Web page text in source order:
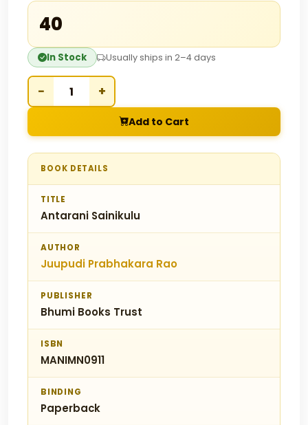
₹40
In Stock Usually ships in 2–4 days
− +
Add to Cart
BOOK DETAILS
TITLE
Antarani Sainikulu
AUTHOR
Juupudi Prabhakara Rao
PUBLISHER
Bhumi Books Trust
ISBN
MANIMN0911
BINDING
Paperback